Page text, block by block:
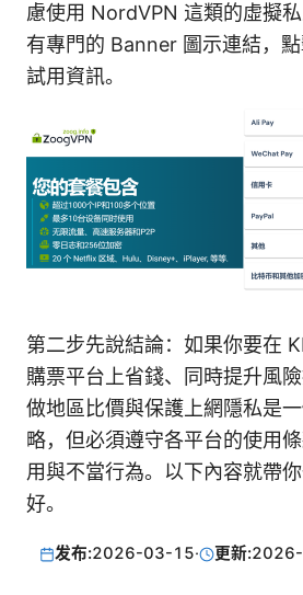
慮使用 NordVPN 這類的虛擬
有專門的 Banner 圖示連結，
試用資訊。
第二步先說結論：如果你要在
購票平台上省錢、同時提升風
做地區比價與保護上網隱私是
略，但必須遵守各平台的使用
用與不當行為。以下內容就帶
好。
发布:2026-03-15· 更新: